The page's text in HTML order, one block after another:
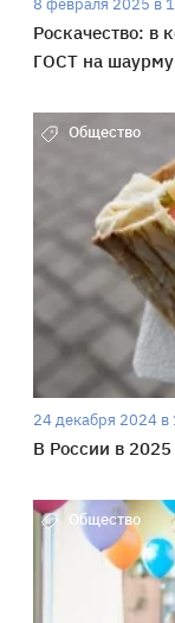
8 февраля 2025 в
Роскачество: в
ГОСТ на шаурму
Общество
24 декабря 2024 в
В России в
Общество